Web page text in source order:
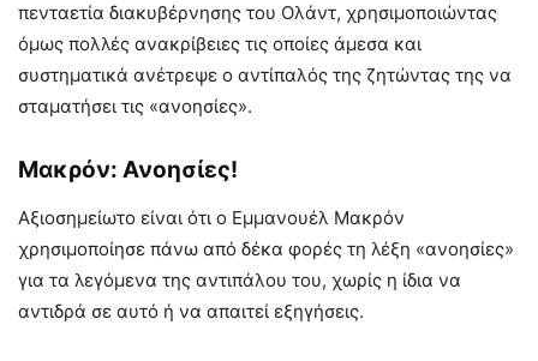
πενταετία διακυβέρνησης του Ολάντ, χρησιμοποιώντας
όμως πολλές ανακρίβειες τις οποίες άμεσα και
συστηματικά ανέτρεψε ο αντίπαλός της ζητώντας της να
σταματήσει τις «ανοησίες».
Μακρόν: Ανοησίες!
Αξιοσημείωτο είναι ότι ο Εμμανουέλ Μακρόν
χρησιμοποίησε πάνω από δέκα φορές τη λέξη «ανοησίες»
για τα λεγόμενα της αντιπάλου του, χωρίς η ίδια να
αντιδρά σε αυτό ή να απαιτεί εξηγήσεις.